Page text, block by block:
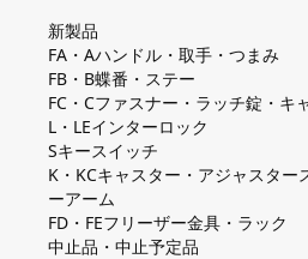
新製品
FA・Aハンドル・取手・つまみ
FB・B蝶番・ステー
FC・Cファスナー・ラッチ錠・キ
L・LEインターロック
Sキースイッチ
K・KCキャスター・アジャスター
ーアーム
FD・FEフリーザー金具・ラック
中止品・中止予定品